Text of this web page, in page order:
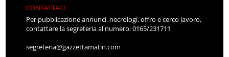
CONTATTACI
Per pubblicazione annunci, necrologi, offro e cerco lavoro,
contattare la segreteria al numero: 0165/231711
segreteria@gazzettamatin.com